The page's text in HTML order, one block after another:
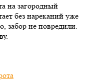
на загородный
без нареканий уже
забор не повредили.